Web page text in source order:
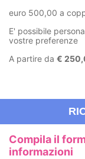
euro 500,00 a
E' possibile
vostre preferenze
A partire da €
Compila il
informazioni